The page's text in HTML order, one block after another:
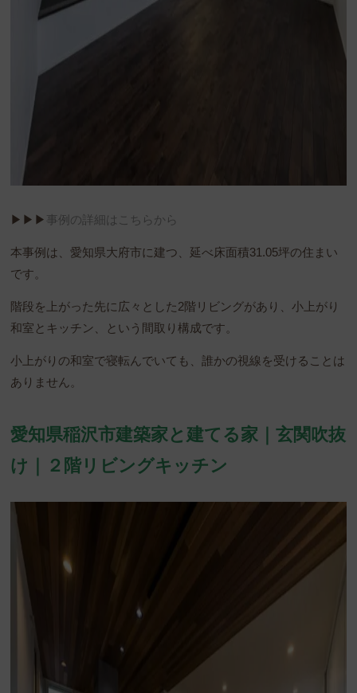
▶︎▶︎▶︎ 事例の詳細はこちらから
本事例は、愛知県大府市に建つ、延べ床面積31.05坪の住まい
です。
階段を上がった先に広々とした2階リビングがあり、小上がり
和室とキッチン、という間取り構成です。
小上がりの和室で寝転んでいても、誰かの視線を受けることは
ありません。
愛知県稲沢市建築家と建てる家｜玄関吹抜
け｜２階リビングキッチン